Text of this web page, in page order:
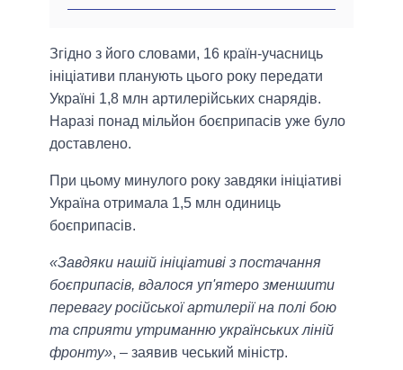
Згідно з його словами, 16 країн-учасниць
ініціативи планують цього року передати
Україні 1,8 млн артилерійських снарядів.
Наразі понад мільйон боєприпасів уже було
доставлено.
При цьому минулого року завдяки ініціативі
Україна отримала 1,5 млн одиниць
боєприпасів.
«Завдяки нашій ініціативі з постачання
боєприпасів, вдалося уп'ятеро зменшити
перевагу російської артилерії на полі бою
та сприяти утриманню українських ліній
фронту», – заявив чеський міністр.